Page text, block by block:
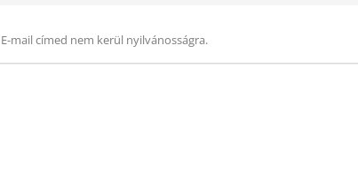
E-mail címed nem kerül nyilvánosságra.